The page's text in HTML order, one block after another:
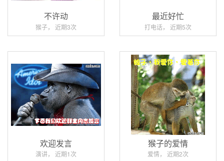
不许动
猴子， 近期3次
最近好忙
打电话， 近期5次
欢迎发言
演讲， 近期1次
猴子的爱情
爱情， 近期2次